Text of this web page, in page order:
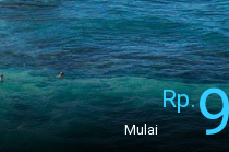
Mulai
Rp.